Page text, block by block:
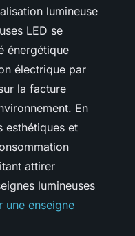
lumineuse
LED se
énergétique
électrique par
la facture
En
esthétiques et
attirer
lumineuses
une enseigne